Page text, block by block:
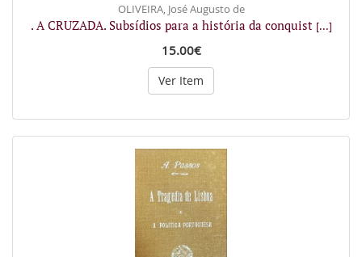
OLIVEIRA, José Augusto de
. A CRUZADA. Subsídios para a história da conquist [...]
15.00€
Ver Item